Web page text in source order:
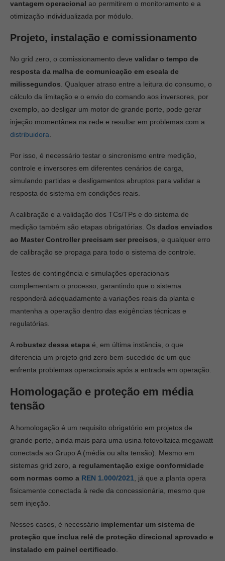
vantagem operacional ao permitirem o monitoramento e a
otimização individualizada por módulo.
Projeto, instalação e comissionamento
No grid zero, o comissionamento deve validar o tempo de
resposta da malha de comunicação em escala de
milissegundos . Qualquer atraso entre a leitura do consumo, o
cálculo da limitação e o envio do comando aos inversores, por
exemplo, ao desligar um motor de grande porte, pode gerar
injeção momentânea na rede e resultar em problemas com a
distribuidora
Por isso, é necessário testar o sincronismo entre medição,
controle e inversores em diferentes cenários de carga,
simulando partidas e desligamentos abruptos para validar a
resposta do sistema em condições reais.
A calibração e a validação dos TCs/TPs e do sistema de
medição também são etapas obrigatórias. Os dados enviados
ao Master Controller precisam ser precisos , e qualquer erro
de calibração se propaga para todo o sistema de controle.
Testes de contingência e simulações operacionais
complementam o processo, garantindo que o sistema
responderá adequadamente a variações reais da planta e
mantenha a operação dentro das exigências técnicas e
regulatórias.
A robustez dessa etapa é, em última instância, o que
diferencia um projeto grid zero bem-sucedido de um que
enfrenta problemas operacionais após a entrada em operação.
Homologação e proteção em média
tensão
A homologação é um requisito obrigatório em projetos de
grande porte, ainda mais para uma usina fotovoltaica megawatt
conectada ao Grupo A (média ou alta tensão). Mesmo em
sistemas grid zero, a regulamentação exige conformidade
com normas como a REN 1.000/2021 , já que a planta opera
fisicamente conectada à rede da concessionária, mesmo que
sem injeção.
Nesses casos, é necessário implementar um sistema de
proteção que inclua relé de proteção direcional aprovado e
instalado em painel certificado